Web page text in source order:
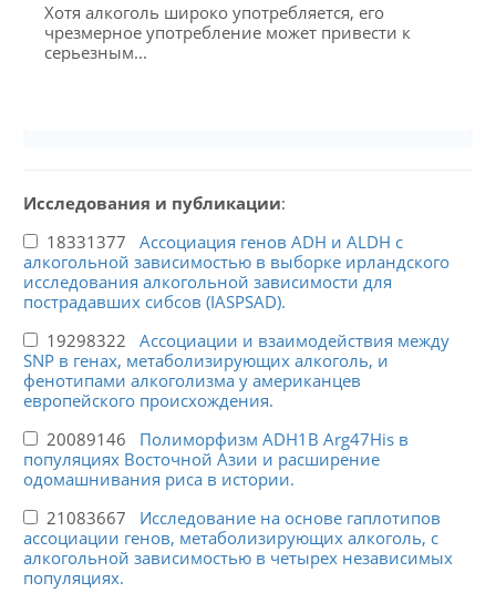
Хотя алкоголь широко употребляется, его
чрезмерное употребление может привести к
серьезным...
Исследования и публикации:
18331377 Ассоциация генов ADH и ALDH с
алкогольной зависимостью в выборке ирландского
исследования алкогольной зависимости для
пострадавших сибсов (IASPSAD).
19298322 Ассоциации и взаимодействия между
SNP в генах, метаболизирующих алкоголь, и
фенотипами алкоголизма у американцев
европейского происхождения.
20089146 Полиморфизм ADH1B Arg47His в
популяциях Восточной Азии и расширение
одомашнивания риса в истории.
21083667 Исследование на основе гаплотипов
ассоциации генов, метаболизирующих алкоголь, с
алкогольной зависимостью в четырех независимых
популяциях.